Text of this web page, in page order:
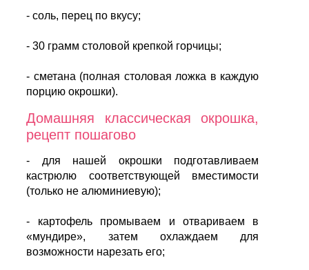
- соль, перец по вкусу;
- 30 грамм столовой крепкой горчицы;
- сметана (полная столовая ложка в каждую
порцию окрошки).
Домашняя классическая окрошка,
рецепт пошагово
- для нашей окрошки подготавливаем
кастрюлю соответствующей вместимости
(только не алюминиевую);
- картофель промываем и отвариваем в
«мундире», затем охлаждаем для
возможности нарезать его;